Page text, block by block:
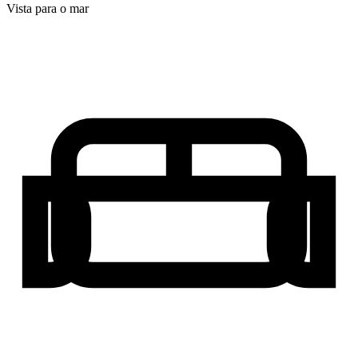
Vista para o mar